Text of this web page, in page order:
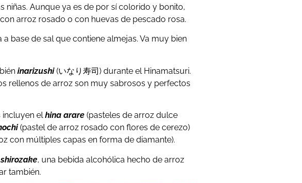
niñas. Aunque ya es de por sí colorido y bonito,
arroz rosado o con huevas de pescado rosa.
a base de sal que contiene almejas. Va muy bien
inarizushi(いなり寿司) durante el Hinamatsuri.
rellenos de arroz son muy sabrosos y perfectos
incluyen elhina arare (pasteles de arroz dulce
(pastel de arroz rosado con flores de cerezo)
con múltiples capas en forma de diamante).
shirozake, una bebida alcohólica hecho de arroz
también.